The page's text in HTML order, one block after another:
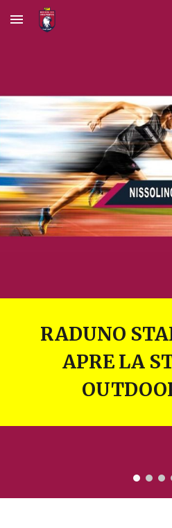
Skip to main content
RADUNO
APRE LA